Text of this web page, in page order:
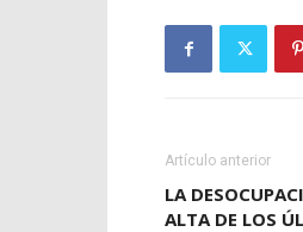
Artículo anterior
LA
ALTA DE LOS